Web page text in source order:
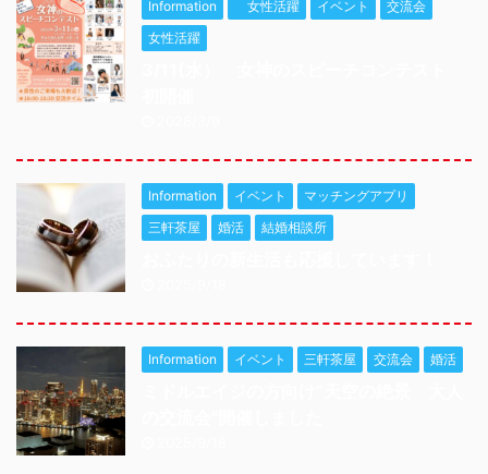
Information 女性活躍 イベント
交流会
女性活躍
Information イベント
マッチングアプリ
三軒茶屋
婚活 結婚相談所
Information イベント 三軒茶屋 交流会 婚活